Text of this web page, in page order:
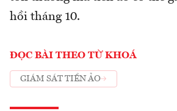
hồi tháng 10.
ĐỌC BÀI THEO TỪ KHOÁ
GIÁM SÁT TIỀN ẢO